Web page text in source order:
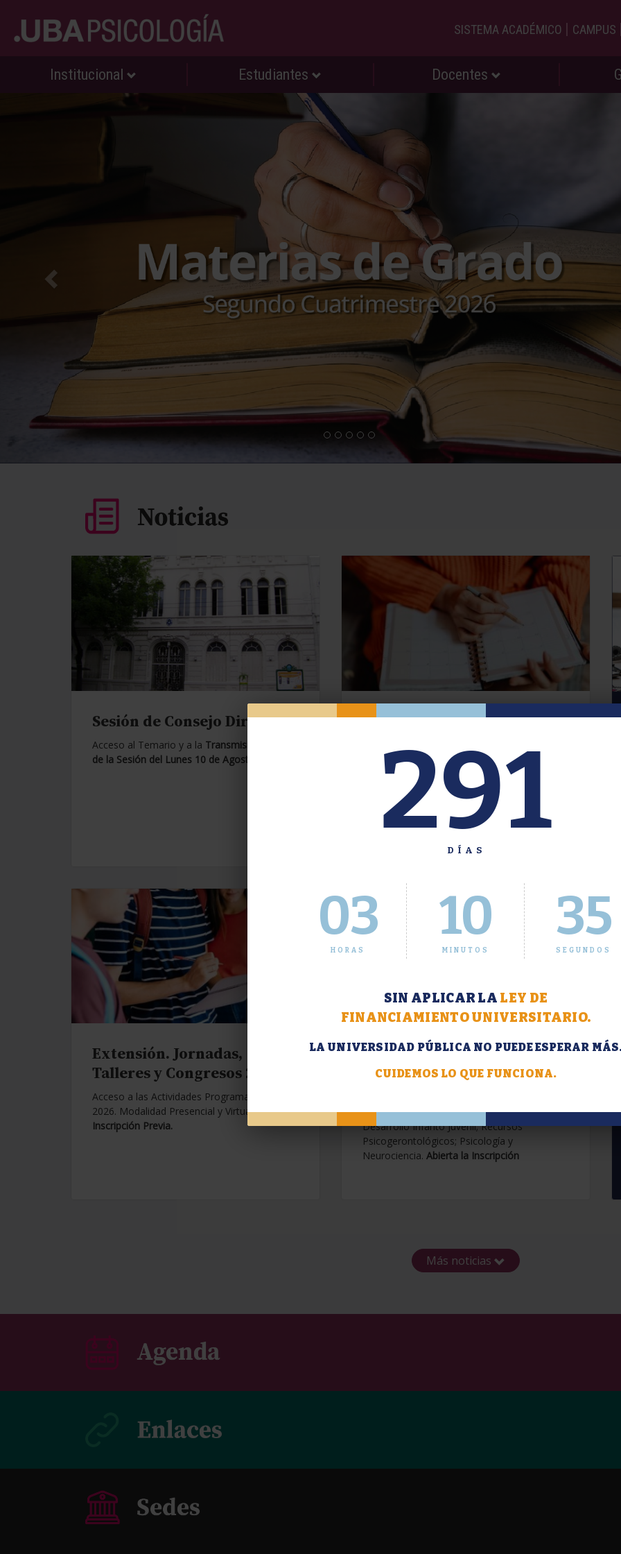
291
DÍAS
03
HORAS
10
MINUTOS
36
SEGUNDOS
SIN APLICAR LA LEY DE
FINANCIAMIENTO UNIVERSITARIO.
LA UNIVERSIDAD PÚBLICA NO PUEDE ESPERAR
CUIDEMOS LO QUE FUNCIONA.
SISTEMA ACADÉMICO | CAMPUS |
Institucional Estudiantes Docentes
Sesión de Consejo Directivo.
Acceso al Temario y a la Transmisión en Vivo
de la Sesión del Lunes 10 de Agosto de 2026.
Oferta de Grado. Segundo
Inscripción del 30 de julio al 4 de agosto a
través del Sistema Académico
Extensión. Jornadas,
Talleres y Congresos 2026.
Acceso a las Actividades Programadas para
2026. Modalidad Presencial y Virtual.Con
Inscripción Previa.
Extensión. Diplomaturas
2026.
Contemporáneas; Problemáticas en el
Desarrollo Infanto Juvenil; Recursos
Psicogerontológicos; Psicología y
Neurociencia. Abierta la Inscripción
Más noticias